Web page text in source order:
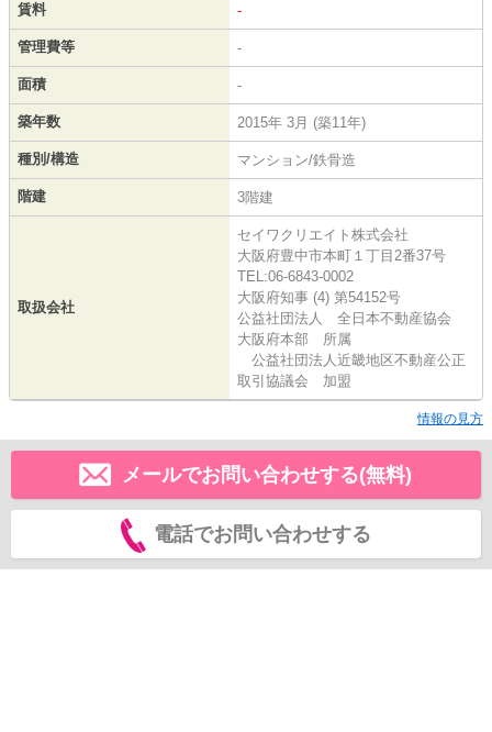
賃料 -
管理費等 -
面積 -
築年数 2015年 3月 (築11年)
種別/構造 マンション/鉄骨造
階建 3階建
取扱会社
セイワクリエイト株式会社
大阪府豊中市本町１丁目2番37号
TEL:06-6843-0002
大阪府知事 (4) 第54152号
公益社団法人 全日本不動産協会
大阪府本部 所属
公益社団法人近畿地区不動産公正
取引協議会 加盟
情報の見方
メールでお問い合わせする(無料)
電話でお問い合わせする